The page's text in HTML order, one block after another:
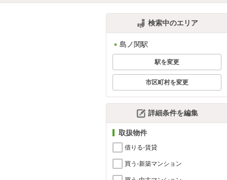
検索中のエリア
島ノ関駅
駅を変更
市区町村を変更
詳細条件を編集
取扱物件
借りる-賃貸
買う-新築マンション